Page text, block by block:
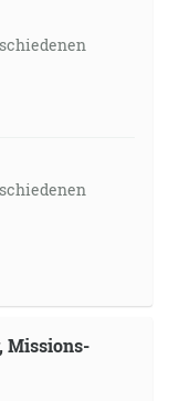
Missions-